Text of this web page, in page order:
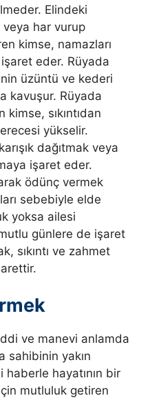
. Elindeki
veya har vurup
kimse, namazları
eder. Rüyada
üzüntü ve kederi
kavuşur. Rüyada
sıkıntıdan
yükselir.
dağıtmak veya
işaret eder.
ödünç vermek
sebebiyle elde
yoksa ailesi
günlere de işaret
sıkıntı ve zahmet
ve manevi anlamda
sahibinin yakın
haberle hayatının bir
mutluluk getiren